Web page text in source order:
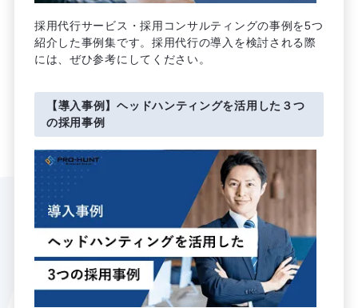
採用代行サービス・採用コンサルティングの事例を5つ
紹介した事例集です。採用代行の導入を検討される際
には、ぜひ参考にしてください。
【導入事例】ヘッドハンティングを活用した３つ
の採用事例